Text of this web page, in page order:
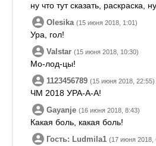
ну что тут сказать, раскраска,
Olesika (15 июня 2018, 1:01)
Ура, гол!
Valstar (15 июня 2018, 10:30)
Мо-лод-цы!
1123456789 (15 июня 2018, 22:55)
ЧМ 2018 УРА-А-А!
Gayanje (16 июня 2018, 8:43)
Какая боль, какая боль!
Гость: Ludmila1 (17 июня 2018,